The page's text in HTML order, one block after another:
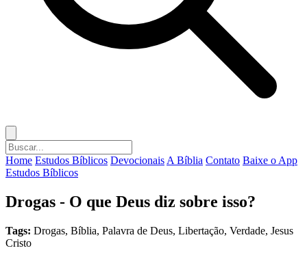
Home Estudos Bíblicos Devocionais A Bíblia Contato Baixe o App
Estudos Bíblicos
Drogas - O que Deus diz sobre isso?
Tags: Drogas, Bíblia, Palavra de Deus, Libertação, Verdade, Jesus
Cristo